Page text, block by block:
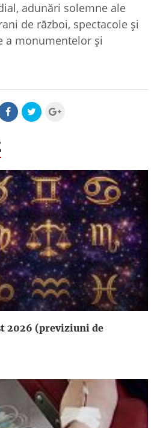
adunări solemne ale
de război, spectacole şi
a monumentelor şi
2026 (previziuni de